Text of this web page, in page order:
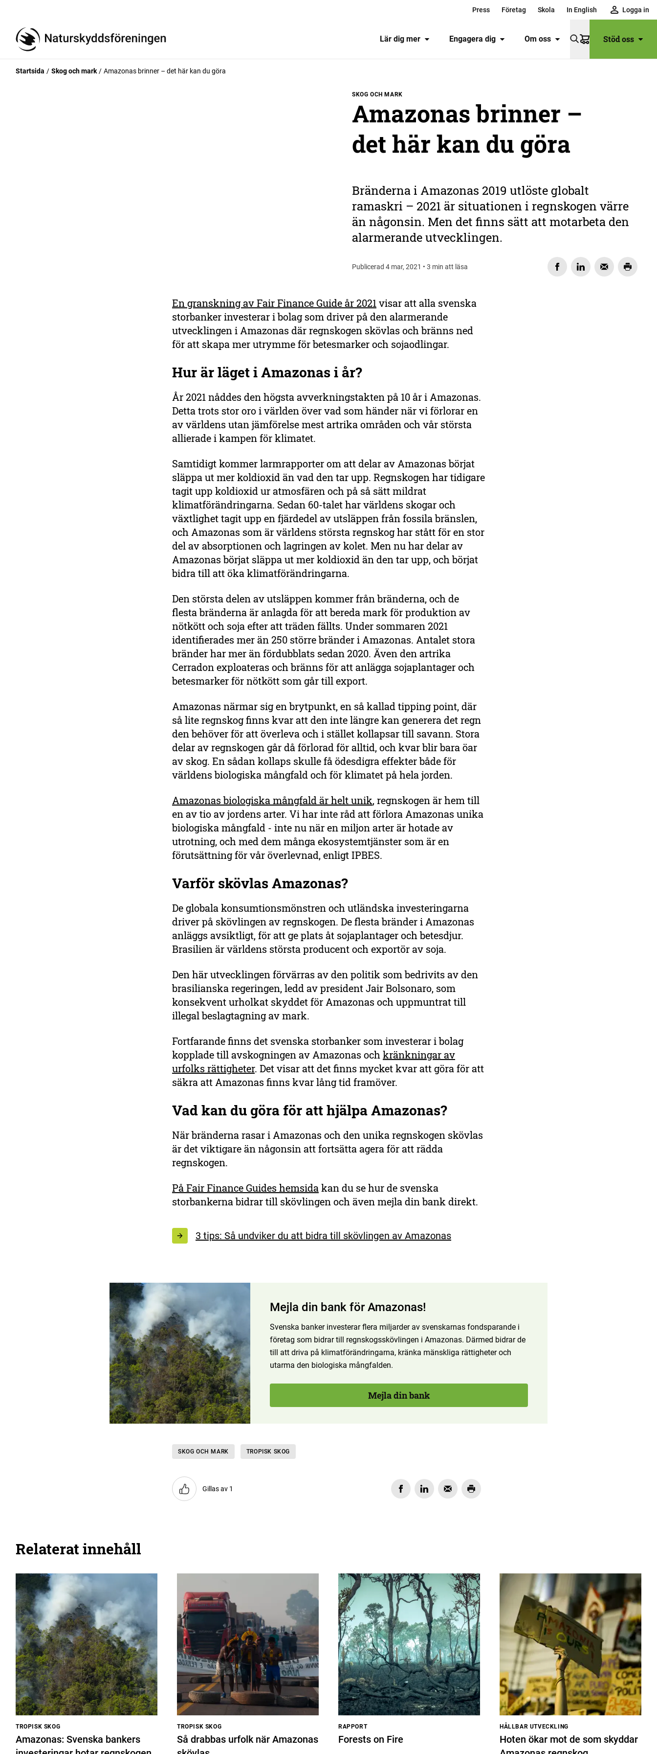
Press Företag Skola In English Logga in
Lär dig mer Engagera dig Om oss
VarukorgStöd oss
Startsida Skog och mark Amazonas brinner – det här kan du göra
SKOG OCH MARK
Amazonas brinner –
det här kan du göra
Bränderna i Amazonas 2019 utlöste globalt
ramaskri – 2021 är situationen i regnskogen värre
än någonsin. Men det finns sätt att motarbeta den
alarmerande utvecklingen.
Publicerad 4 mar, 2021 • 3 min att läsa
En granskning av Fair Finance Guide år 2021visar att alla svenska
storbanker investerar i bolag som driver på den alarmerande
utvecklingen i Amazonas där regnskogen skövlas och bränns ned
för att skapa mer utrymme för betesmarker och sojaodlingar.
Hur är läget i Amazonas i år?
År 2021 nåddes den högsta avverkningstakten på 10 år i Amazonas.
Detta trots stor oro i världen över vad som händer när vi förlorar en
av världens utan jämförelse mest artrika områden och vår största
allierade i kampen för klimatet.
Samtidigt kommer larmrapporter om att delar av Amazonas börjat
släppa ut mer koldioxid än vad den tar upp. Regnskogen har tidigare
tagit upp koldioxid ur atmosfären och på så sätt mildrat
klimatförändringarna. Sedan 60-talet har världens skogar och
växtlighet tagit upp en fjärdedel av utsläppen från fossila bränslen,
och Amazonas som är världens största regnskog har stått för en stor
del av absorptionen och lagringen av kolet. Men nu har delar av
Amazonas börjat släppa ut mer koldioxid än den tar upp, och börjat
bidra till att öka klimatförändringarna.
Den största delen av utsläppen kommer från bränderna, och de
flesta bränderna är anlagda för att bereda mark för produktion av
nötkött och soja efter att träden fällts. Under sommaren 2021
identifierades mer än 250 större bränder i Amazonas. Antalet stora
bränder har mer än fördubblats sedan 2020. Även den artrika
Cerradon exploateras och bränns för att anlägga sojaplantager och
betesmarker för nötkött som går till export.
Amazonas närmar sig en brytpunkt, en så kallad tipping point, där
så lite regnskog finns kvar att den inte längre kan generera det regn
den behöver för att överleva och i stället kollapsar till savann. Stora
delar av regnskogen går då förlorad för alltid, och kvar blir bara öar
av skog. En sådan kollaps skulle få ödesdigra effekter både för
världens biologiska mångfald och för klimatet på hela jorden.
Amazonas biologiska mångfald är helt unik, regnskogen är hem till
en av tio av jordens arter. Vi har inte råd att förlora Amazonas unika
biologiska mångfald - inte nu när en miljon arter är hotade av
utrotning, och med dem många ekosystemtjänster som är en
förutsättning för vår överlevnad, enligt IPBES.
Varför skövlas Amazonas?
De globala konsumtionsmönstren och utländska investeringarna
driver på skövlingen av regnskogen. De flesta bränder i Amazonas
anläggs avsiktligt, för att ge plats åt sojaplantager och betesdjur.
Brasilien är världens största producent och exportör av soja.
Den här utvecklingen förvärras av den politik som bedrivits av den
brasilianska regeringen, ledd av president Jair Bolsonaro, som
konsekvent urholkat skyddet för Amazonas och uppmuntrat till
illegal beslagtagning av mark.
Fortfarande finns det svenska storbanker som investerar i bolag
kopplade till avskogningen av Amazonas och kränkningar av
urfolks rättigheter. Det visar att det finns mycket kvar att göra för att
säkra att Amazonas finns kvar lång tid framöver.
Vad kan du göra för att hjälpa Amazonas?
När bränderna rasar i Amazonas och den unika regnskogen skövlas
är det viktigare än någonsin att fortsätta agera för att rädda
regnskogen.
På Fair Finance Guides hemsidakan du se hur de svenska
storbankerna bidrar till skövlingen och även mejla din bank direkt.
3 tips: Så undviker du att bidra till skövlingen av Amazonas
Mejla din bank för Amazonas!
Svenska banker investerar flera miljarder av svenskarnas fondsparande i
företag som bidrar till regnskogsskövlingen i Amazonas. Därmed bidrar de
till att driva på klimatförändringarna, kränka mänskliga rättigheter och
utarma den biologiska mångfalden.
Mejla din bank
SKOG OCH MARK TROPISK SKOG
Gillas av 1
Relaterat innehåll
TROPISK SKOG
Amazonas: Svenska bankers
TROPISK SKOG
Så drabbas urfolk när Amazonas
RAPPORT
Forests on Fire
HÅLLBAR UTVECKLING
Hoten ökar mot de som skyddar